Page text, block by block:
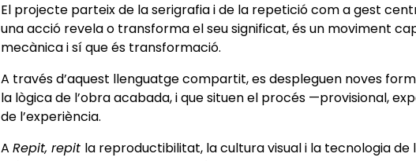
El projecte parteix de la serigrafia i de la repetició com a gest
una acció revela o transforma el seu significat, és un moviment
mecànica i sí que és transformació.
A través d’aquest llenguatge compartit, es despleguen noves
la lògica de l’obra acabada, i que situen el procés —provisional,
de l’experiència.
A Repit, repit la reproductibilitat, la cultura visual i la tecnologia de